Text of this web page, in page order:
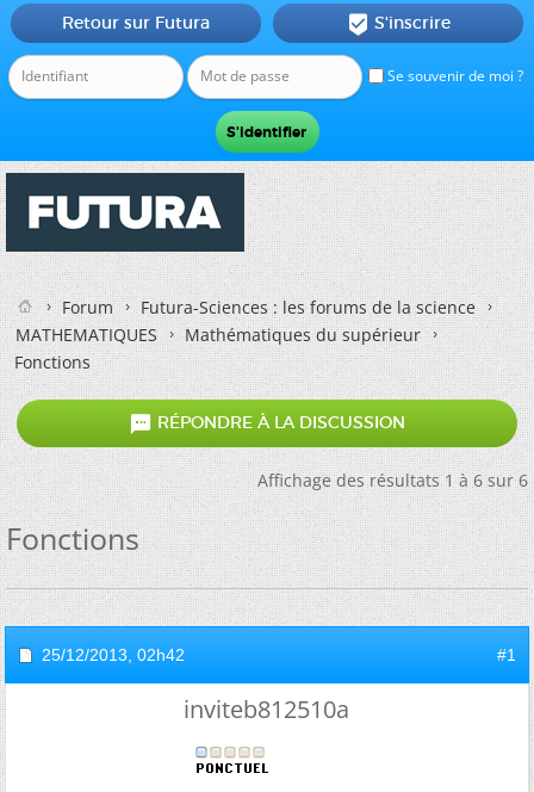
Se souvenir de moi ?
Retour sur Futura  S'inscrire
Forum
Futura-Sciences : les forums de la science
MATHEMATIQUES
Mathématiques du supérieur
Fonctions
 RÉPONDRE À LA DISCUSSION
Affichage des résultats 1 à 6 sur 6
Fonctions
25/12/2013, 02h42 #1
inviteb812510a